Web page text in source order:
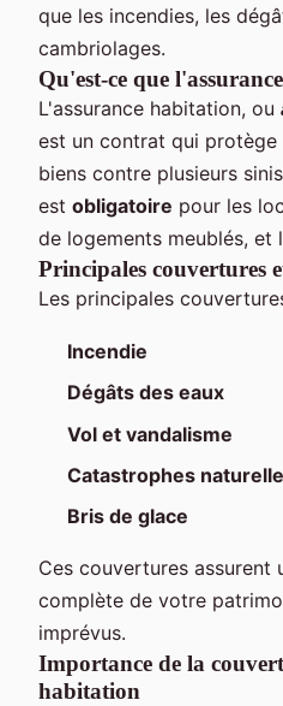
que les incendies, les
cambriolages.
Qu'est-ce que
L'assurance habitation, ou
est un contrat qui
biens contre plusieurs
est obligatoire pour les
de logements meublés, et
Principales couvertures
Les principales
Incendie
Dégâts des eaux
Vol et vandalisme
Catastrophes
Bris de glace
Ces couvertures assurent
complète de votre
imprévus.
Importance de la
habitation